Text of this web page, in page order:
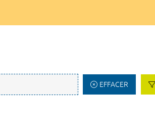
EFFACER